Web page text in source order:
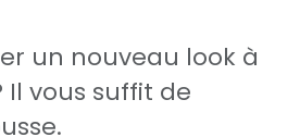
un nouveau look à
Il vous suffit de